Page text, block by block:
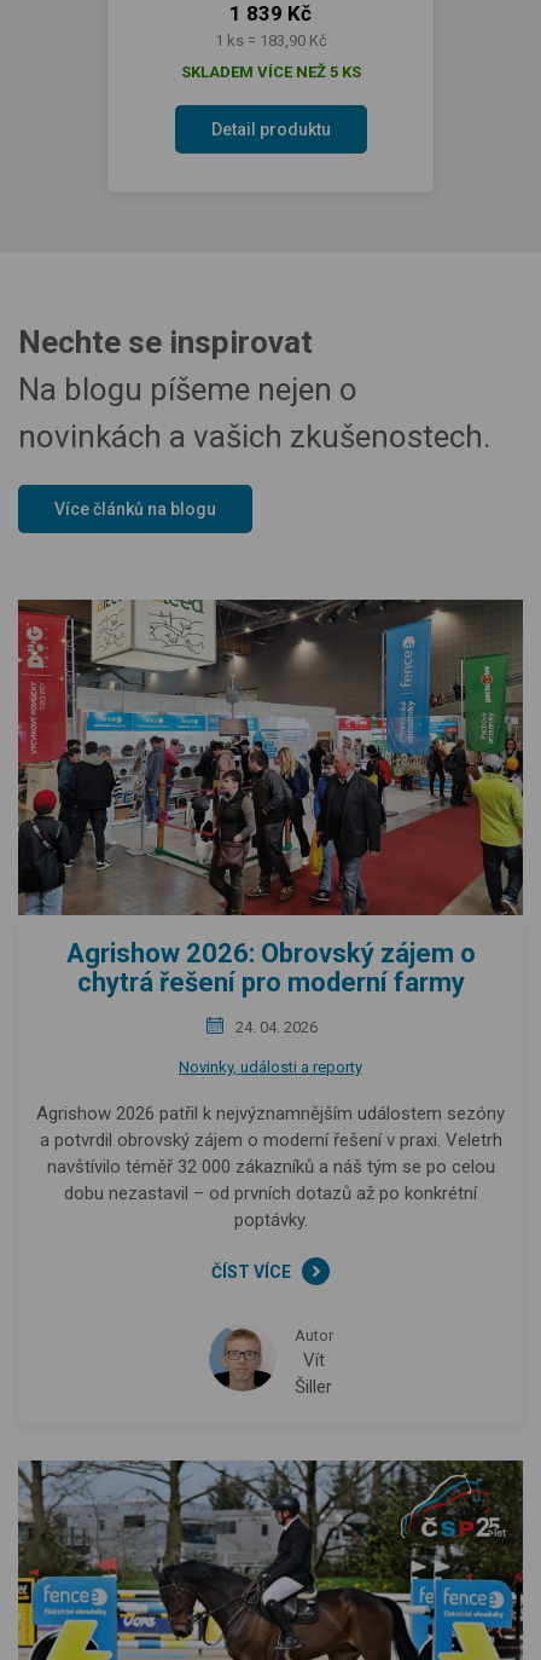
1 839 Kč
1 ks = 183,90 Kč
SKLADEM VÍCE NEŽ 5 KS
Detail produktu
Nechte se inspirovat
Na blogu píšeme nejen o
novinkách a vašich zkušenostech.
Více článků na blogu
Agrishow 2026: Obrovský zájem o
chytrá řešení pro moderní farmy
24. 04. 2026
Novinky, události a reporty
Agrishow 2026 patřil k nejvýznamnějším událostem sezóny
a potvrdil obrovský zájem o moderní řešení v praxi. Veletrh
navštívilo téměř 32 000 zákazníků a náš tým se po celou
dobu nezastavil – od prvních dotazů až po konkrétní
poptávky.
ČÍST VÍCE
Autor
Vít
Šiller